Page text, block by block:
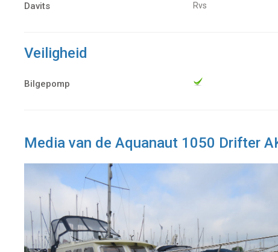
Davits Rvs
Veiligheid
Bilgepomp
Media van de Aquanaut 1050 Drifter